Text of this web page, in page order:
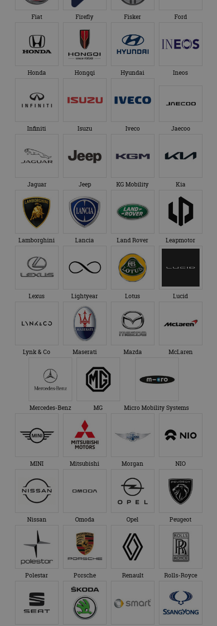
Fiat Firefly Fisker Ford
Honda Hongqi Hyundai Ineos
Infiniti Isuzu Iveco Jaecoo
Jaguar Jeep KG Mobility Kia
Lamborghini Lancia Land Rover Leapmotor
Lexus Lightyear Lotus Lucid
Lynk & Co Maserati Mazda McLaren
Mercedes-Benz MG Micro Mobility Systems
MINI Mitsubishi Morgan NIO
Nissan Omoda Opel Peugeot
Polestar Porsche Renault Rolls-Royce